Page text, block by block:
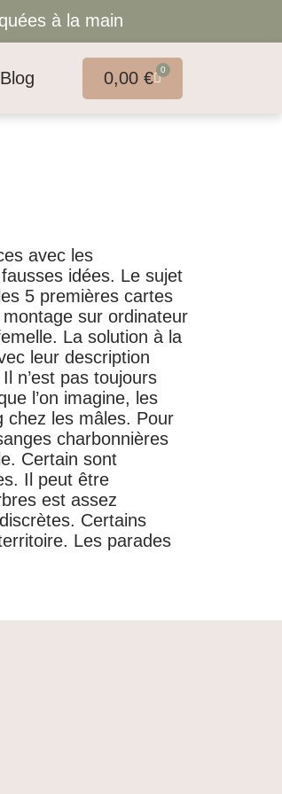
à la main
0,00€ 0
avec les
idées. Le sujet
5 premières cartes
sur ordinateur
La solution à la
leur description
n’est pas toujours
l’on imagine, les
chez les mâles. Pour
charbonnières
Certain sont
Il peut être
est assez
Certains
Les parades